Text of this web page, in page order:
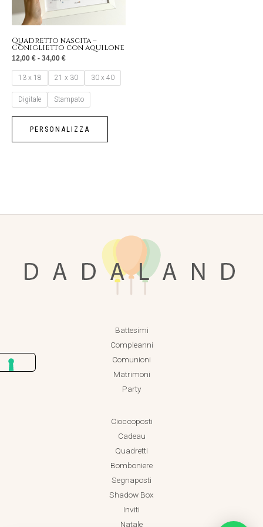
Quadretto nascita –
Coniglietto con aquilone
12,00 € - 34,00 €
13 x 18 21 x 30 30 x 40
Digitale Stampato
PERSONALIZZA
opzioni
scelte
pagina
Battesimi
Compleanni
Comunioni
Matrimoni
Party
Cioccoposti
Cadeau
Quadretti
Bomboniere
Segnaposti
Shadow Box
Inviti
Natale